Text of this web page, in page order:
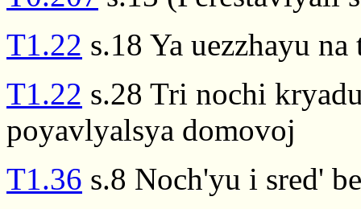
T1.22 s.18 Ya uezzhayu
T1.22 s.28 Tri nochi
poyavlyalsya domovoj
T1.36 s.8 Noch'yu i sred'